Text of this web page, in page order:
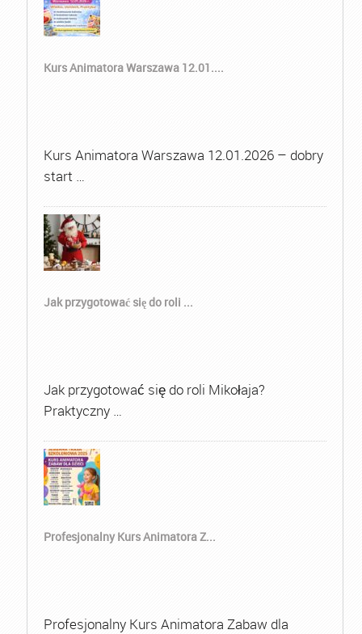
Kurs Animatora Warszawa 12.01....
Kurs Animatora Warszawa 12.01.2026 – dobry
start …
Jak przygotować się do roli ...
Jak przygotować się do roli Mikołaja?
Praktyczny …
Profesjonalny Kurs Animatora Z...
Profesjonalny Kurs Animatora Zabaw dla